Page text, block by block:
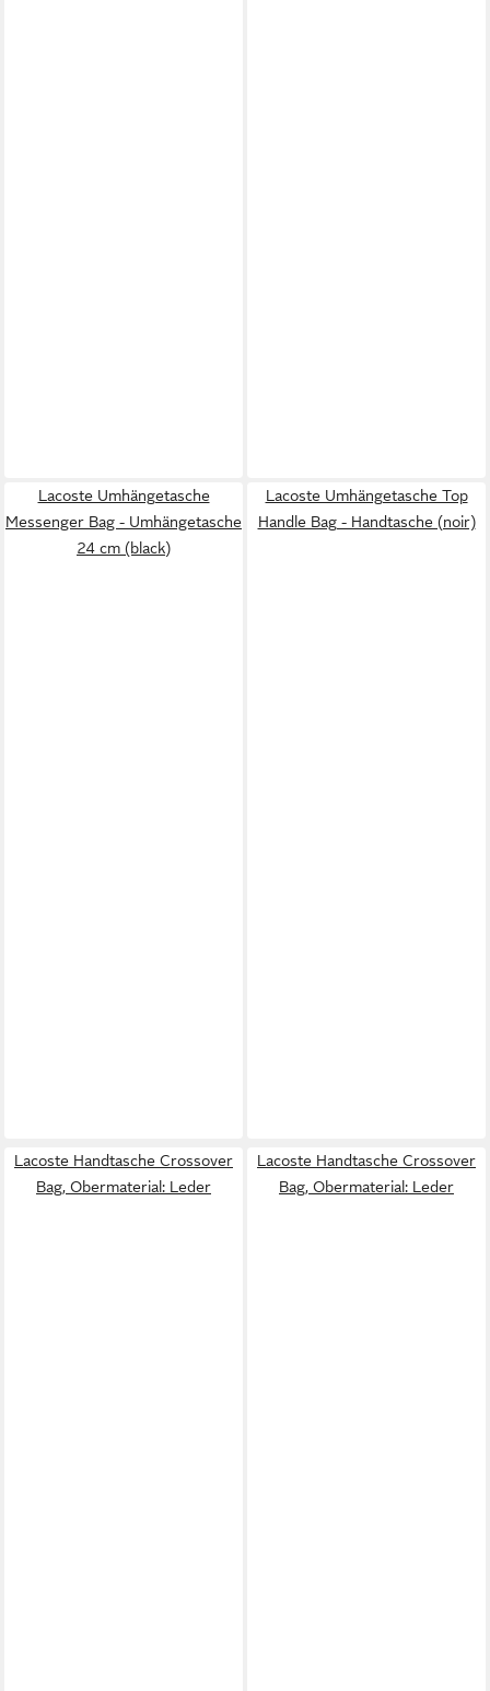
Lacoste Umhängetasche
Messenger Bag - Umhängetasche
24 cm (black)
Lacoste Umhängetasche Top
Handle Bag - Handtasche (noir)
Lacoste Handtasche Crossover
Bag, Obermaterial: Leder
Lacoste Handtasche Crossover
Bag, Obermaterial: Leder